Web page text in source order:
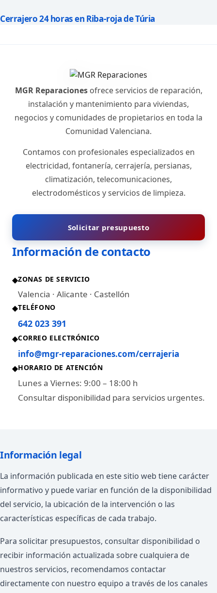
Cerrajero 24 horas en Riba-roja de Túria
MGR Reparacionesofrece servicios de reparación,
instalación y mantenimiento para viviendas,
negocios y comunidades de propietarios en toda la
Comunidad Valenciana.
Contamos con profesionales especializados en
electricidad, fontanería, cerrajería, persianas,
climatización, telecomunicaciones,
electrodomésticos y servicios de limpieza.
Solicitar presupuesto
Información de contacto
◆ZONAS DE SERVICIO
Valencia · Alicante · Castellón
◆TELÉFONO
642 023 391
◆CORREO ELECTRÓNICO
info@mgr-reparaciones.com/cerrajeria
◆HORARIO DE ATENCIÓN
Lunes a Viernes: 9:00 – 18:00 h
Consultar disponibilidad para servicios urgentes.
Información legal
La información publicada en este sitio web tiene carácter
informativo y puede variar en función de la disponibilidad
del servicio, la ubicación de la intervención o las
características específicas de cada trabajo.
Para solicitar presupuestos, consultar disponibilidad o
recibir información actualizada sobre cualquiera de
nuestros servicios, recomendamos contactar
directamente con nuestro equipo a través de los canales